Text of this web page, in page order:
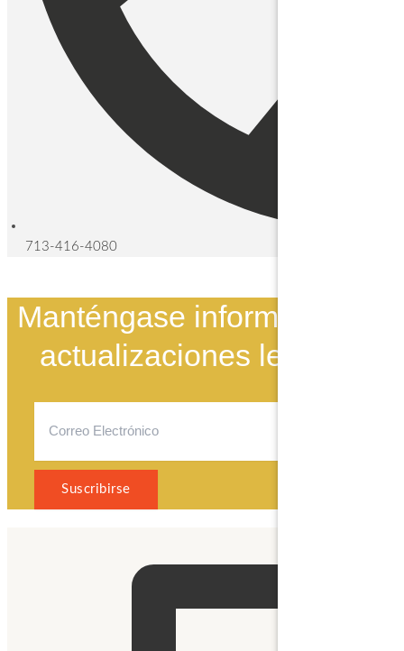
713-416-4080
Manténgase informado con
actualizaciones legales.
Suscribirse